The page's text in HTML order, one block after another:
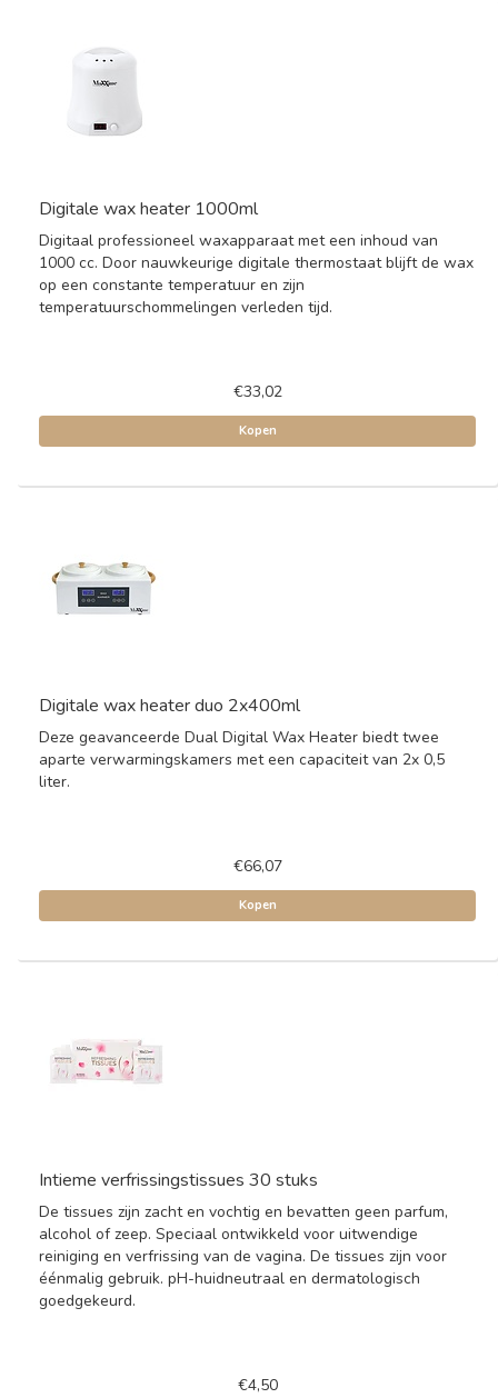
Digitale wax heater 1000ml
Digitaal professioneel waxapparaat met een inhoud van
1000 cc. Door nauwkeurige digitale thermostaat blijft de wax
op een constante temperatuur en zijn
temperatuurschommelingen verleden tijd.
€33,02
Kopen
Digitale wax heater duo 2x400ml
Deze geavanceerde Dual Digital Wax Heater biedt twee
aparte verwarmingskamers met een capaciteit van 2x 0,5
liter.
€66,07
Kopen
Intieme verfrissingstissues 30 stuks
De tissues zijn zacht en vochtig en bevatten geen parfum,
alcohol of zeep. Speciaal ontwikkeld voor uitwendige
reiniging en verfrissing van de vagina. De tissues zijn voor
éénmalig gebruik. pH-huidneutraal en dermatologisch
goedgekeurd.
€4,50